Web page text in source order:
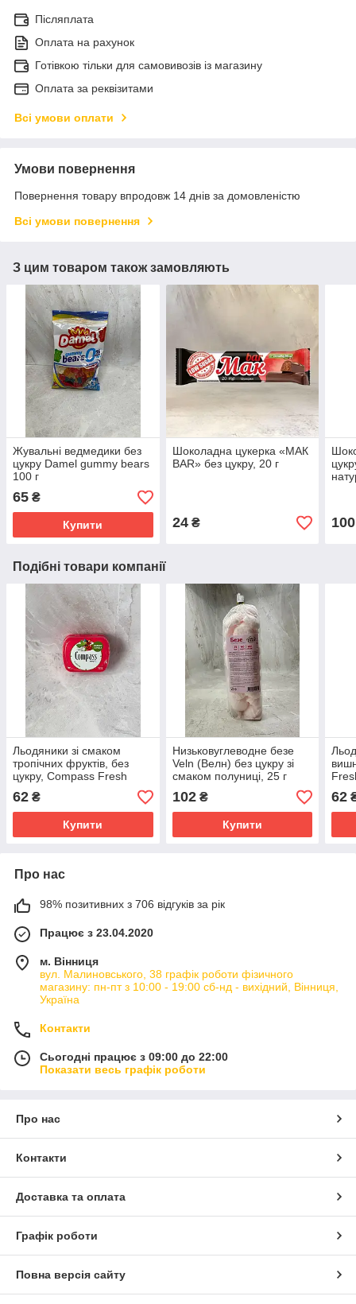
Післяплата
Оплата на рахунок
Готівкою тільки для самовивозів із магазину
Оплата за реквізитами
Всі умови оплати
Умови повернення
Повернення товару впродовж 14 днів за домовленістю
Всі умови повернення
З цим товаром також замовляють
Жувальні ведмедики без
цукру Damel gummy bears
100 г
65 ₴
Купити
Шоколадна цукерка «МАК
BAR» без цукру, 20 г
24₴ 100
Подібні товари компанії
Льодяники зі смаком
тропічних фруктів, без
цукру, Compass Fresh
Mints Energy Jungle, 168 г.
62 ₴
Купити
Низьковуглеводне безе
Veln (Велн) без цукру зі
смаком полуниці, 25 г
102₴
Купити
62
Про нас
98% позитивних з 706 відгуків за рік
Працює з 23.04.2020
м. Вінниця
вул. Малиновського, 38 графік роботи фізичного
магазину: пн-пт з 10:00 - 19:00 сб-нд - вихідний, Вінниця,
Україна
Контакти
Сьогодні працює з 09:00 до 22:00
Показати весь графік роботи
Про нас
Контакти
Доставка та оплата
Графік роботи
Повна версія сайту